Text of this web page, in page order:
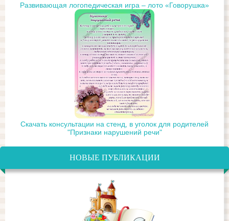
Развивающая логопедическая игра – лото «Говорушка»
Скачать консультации на стенд, в уголок для родителей
"Признаки нарушений речи"
НОВЫЕ ПУБЛИКАЦИИ